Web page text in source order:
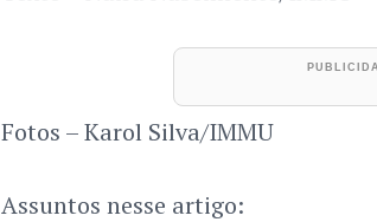
Fotos – Karol Silva/IMMU
Assuntos nesse artigo: